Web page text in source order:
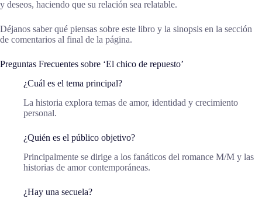
y deseos, haciendo que su relación sea relatable.
Déjanos saber qué piensas sobre este libro y la sinopsis en la sección
de comentarios al final de la página.
Preguntas Frecuentes sobre ‘El chico de repuesto’
¿Cuál es el tema principal?
La historia explora temas de amor, identidad y crecimiento
personal.
¿Quién es el público objetivo?
Principalmente se dirige a los fanáticos del romance M/M y las
historias de amor contemporáneas.
¿Hay una secuela?